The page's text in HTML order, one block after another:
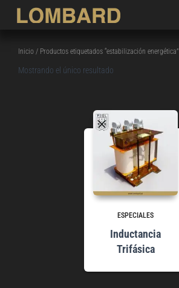
Inicio / Productos etiquetados “estabilización energética”
Mostrando el único resultado
ESPECIALES
Inductancia
Trifásica